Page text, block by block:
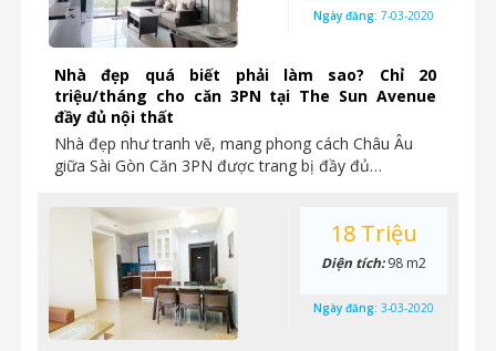
Nhà đẹp quá biết phải làm sao? Chỉ 20
triệu/tháng cho căn 3PN tại The Sun Avenue
đầy đủ nội thất
Nhà đẹp như tranh vẽ, mang phong cách Châu Âu
giữa Sài Gòn Căn 3PN được trang bị đầy đủ…
Ngày đăng: 7-03-2020
18 Triệu
Diện tích:98 m2
Ngày đăng: 3-03-2020